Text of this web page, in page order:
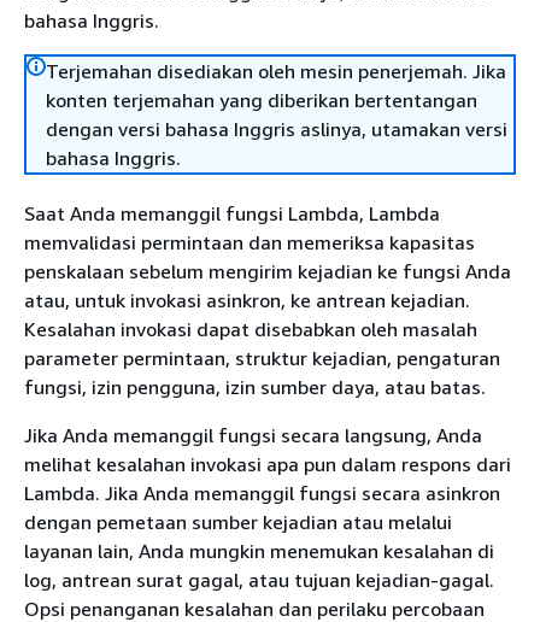
bahasa Inggris.
Terjemahan disediakan oleh mesin penerjemah. Jika
konten terjemahan yang diberikan bertentangan
dengan versi bahasa Inggris aslinya, utamakan versi
bahasa Inggris.
Saat Anda memanggil fungsi Lambda, Lambda
memvalidasi permintaan dan memeriksa kapasitas
penskalaan sebelum mengirim kejadian ke fungsi Anda
atau, untuk invokasi asinkron, ke antrean kejadian.
Kesalahan invokasi dapat disebabkan oleh masalah
parameter permintaan, struktur kejadian, pengaturan
fungsi, izin pengguna, izin sumber daya, atau batas.
Jika Anda memanggil fungsi secara langsung, Anda
melihat kesalahan invokasi apa pun dalam respons dari
Lambda. Jika Anda memanggil fungsi secara asinkron
dengan pemetaan sumber kejadian atau melalui
layanan lain, Anda mungkin menemukan kesalahan di
log, antrean surat gagal, atau tujuan kejadian-gagal.
Opsi penanganan kesalahan dan perilaku percobaan